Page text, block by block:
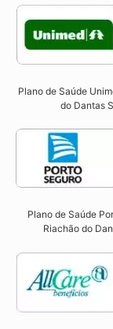
Plano de Saúde
do Dantas
Plano de Saúde
Riachão do